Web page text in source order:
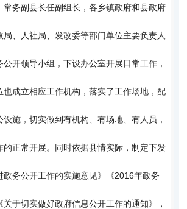
常务副县长任副组长，各乡镇政府和县政府
局、人社局、发改委等部门单位主要负责人
开领导小组，下设办公室开展日常工作，
也成立相应工作机构，落实了工作场地，配
施，切实做到有机构、有场地、有人员，
的正常开展。同时依据县情实际，制定下发
政务公开工作的实施意见》《2016年政务
于切实做好政府信息公开工作的通知》，